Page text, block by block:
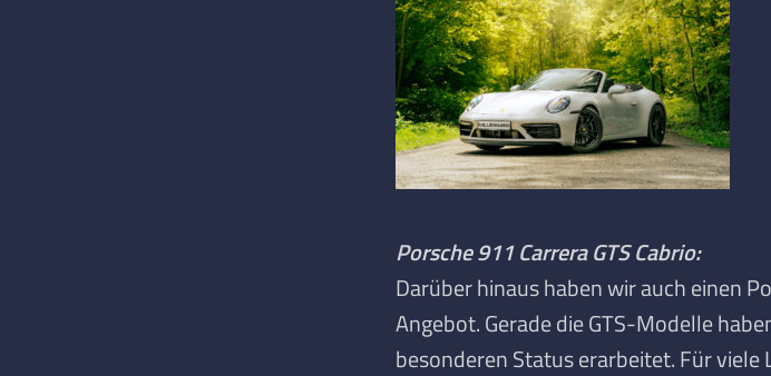
Porsche 911 Carrera GTS Cabrio:
Darüber hinaus haben wir auch einen
Angebot. Gerade die GTS-Modelle
besonderen Status erarbeitet. Für viele